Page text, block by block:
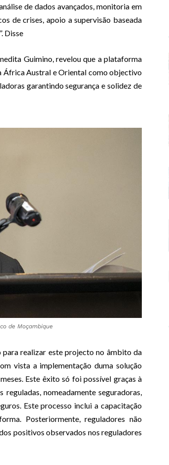
de dados avançados, monitoria em
de crises, apoio a supervisão baseada
Disse
Guimino, revelou que a plataforma
África Austral e Oriental como objectivo
garantindo segurança e solidez de
de Moçambique
realizar este projecto no âmbito da
vista a implementação duma solução
Este êxito só foi possível graças à
nomeadamente seguradoras,
Este processo inclui a capacitação
Posteriormente, reguladores não
positivos observados nos reguladores